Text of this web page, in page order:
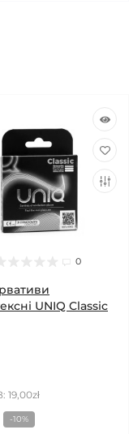
0
UNIQ Classic
19,00zł
-10%